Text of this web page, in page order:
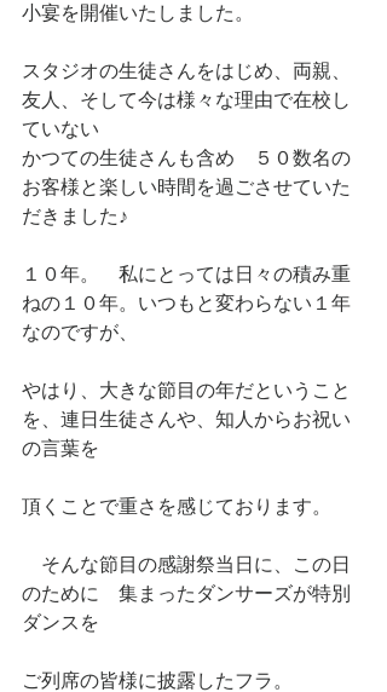
小宴を開催いたしました。
スタジオの生徒さんをはじめ、両親、
友人、そして今は様々な理由で在校し
ていない
かつての生徒さんも含め　５０数名の
お客様と楽しい時間を過ごさせていた
だきました♪
１０年。　私にとっては日々の積み重
ねの１０年。いつもと変わらない１年
なのですが、
やはり、大きな節目の年だということ
を、連日生徒さんや、知人からお祝い
の言葉を
頂くことで重さを感じております。
そんな節目の感謝祭当日に、この日
のために　集まったダンサーズが特別
ダンスを
ご列席の皆様に披露したフラ。